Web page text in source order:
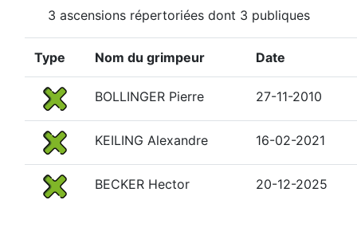
3 ascensions répertoriées dont 3 publiques
Type Nom du grimpeur Date
BOLLINGER Pierre 27-11-2010
KEILING Alexandre 16-02-2021
BECKER Hector 20-12-2025